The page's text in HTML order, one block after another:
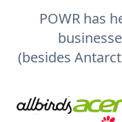
POWR has
(besides